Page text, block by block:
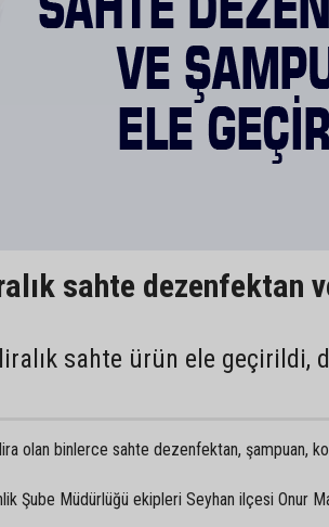
sahte dezenfektan
sahte ürün ele geçirildi,
olan binlerce sahte dezenfektan, şampuan,
Şube Müdürlüğü ekipleri Seyhan ilçesi Onur